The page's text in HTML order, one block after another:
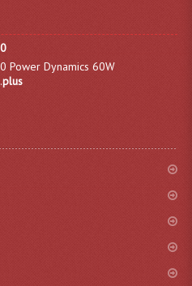
Et Cartouche De Gaz
Froides
Power Dynamics 60W
plus